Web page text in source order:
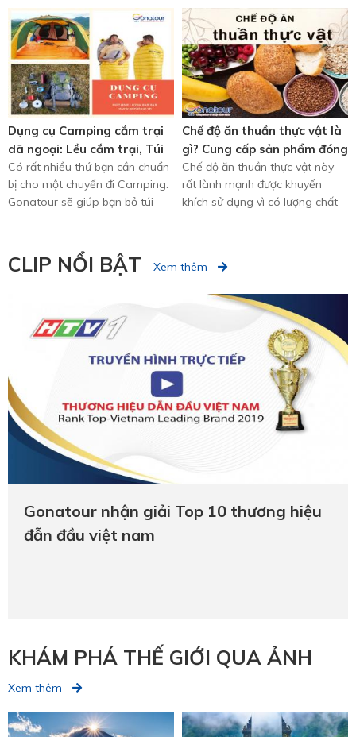
tặng ...
Dụng cụ Camping cắm trại
dã ngoại: Lều cắm trại, Túi
ngủ, Balo cắm trại chuyên
dụng
Có rất nhiều thứ bạn cần chuẩn
bị cho một chuyến đi Camping.
Gonatour sẽ giúp bạn bỏ túi
Chế độ ăn thuần thực vật là
gì? Cung cấp sản phẩm đóng
gói thuần thực vật Canada
Chế độ ăn thuần thực vật này
rất lành mạnh được khuyến
khích sử dụng vì có lượng chất
CLIP NỔI BẬT Xem thêm
Gonatour nhận giải Top 10 thương hiệu
đẫn đầu việt nam
KHÁM PHÁ THẾ GIỚI QUA ẢNH
Xem thêm